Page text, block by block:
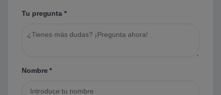
Tu pregunta *
Nombre*